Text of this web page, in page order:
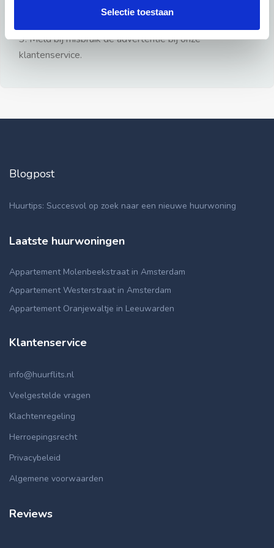
Selectie toestaan
3: Meld bij misbruik de advertentie bij onze
klantenservice.
Blogpost
Huurtips: Succesvol op zoek naar een nieuwe huurwoning
Laatste huurwoningen
Appartement Molenbeekstraat in Amsterdam
Appartement Westerstraat in Amsterdam
Appartement Oranjewaltje in Leeuwarden
Klantenservice
info@huurflits.nl
Veelgestelde vragen
Klachtenregeling
Herroepingsrecht
Privacybeleid
Algemene voorwaarden
Reviews